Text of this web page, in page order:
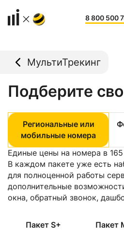
8 800 500
МультиТрекинг
Подберите
Региональные или
мобильные номера
Единые цены на номера в
В каждом пакете уже есть
для полноценной работы
дополнительные
окна, обратный звонок,
Пакет S+ Пакет